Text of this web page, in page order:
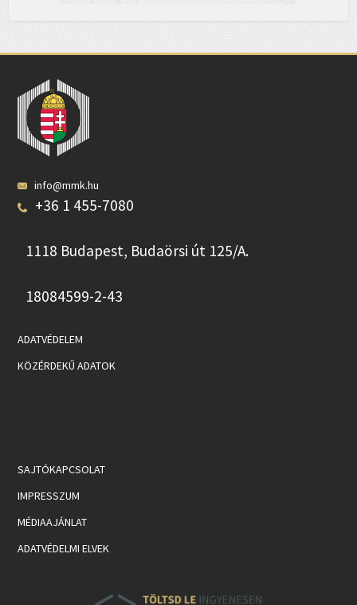
info@mmk.hu
+36 1 455-7080
1118 Budapest, Budaörsi út 125/A.
18084599-2-43
ADATVÉDELEM
KÖZÉRDEKŰ ADATOK
SAJTÓKAPCSOLAT
IMPRESSZUM
MÉDIAAJÁNLAT
ADATVÉDELMI ELVEK